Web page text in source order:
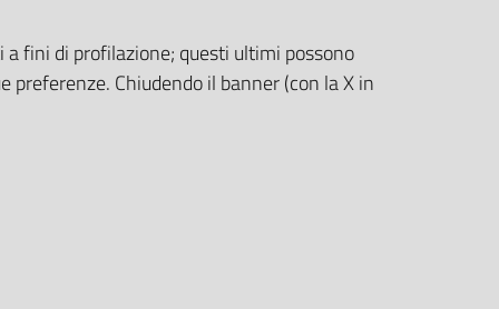
fini di profilazione; questi ultimi possono
preferenze. Chiudendo il banner (con la X in